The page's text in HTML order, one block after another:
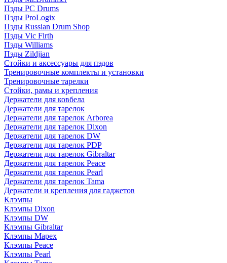
Пэды PC Drums
Пэды ProLogix
Пэды Russian Drum Shop
Пэды Vic Firth
Пэды Williams
Пэды Zildjian
Стойки и аксессуары для пэдов
Тренировочные комплекты и установки
Тренировочные тарелки
Стойки, рамы и крепления
Держатели для ковбела
Держатели для тарелок
Держатели для тарелок Arborea
Держатели для тарелок Dixon
Держатели для тарелок DW
Держатели для тарелок PDP
Держатели для тарелок Gibraltar
Держатели для тарелок Peace
Держатели для тарелок Pearl
Держатели для тарелок Tama
Держатели и крепления для гаджетов
Клэмпы
Клэмпы Dixon
Клэмпы DW
Клэмпы Gibraltar
Клэмпы Mapex
Клэмпы Peace
Клэмпы Pearl